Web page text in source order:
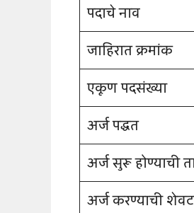
पदाचे नाव
जाहिरात क्रमांक
एकूण पदसंख्या
अर्ज पद्धत
अर्ज सुरू होण्याची
अर्ज करण्याची